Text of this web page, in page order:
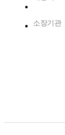
소장기관